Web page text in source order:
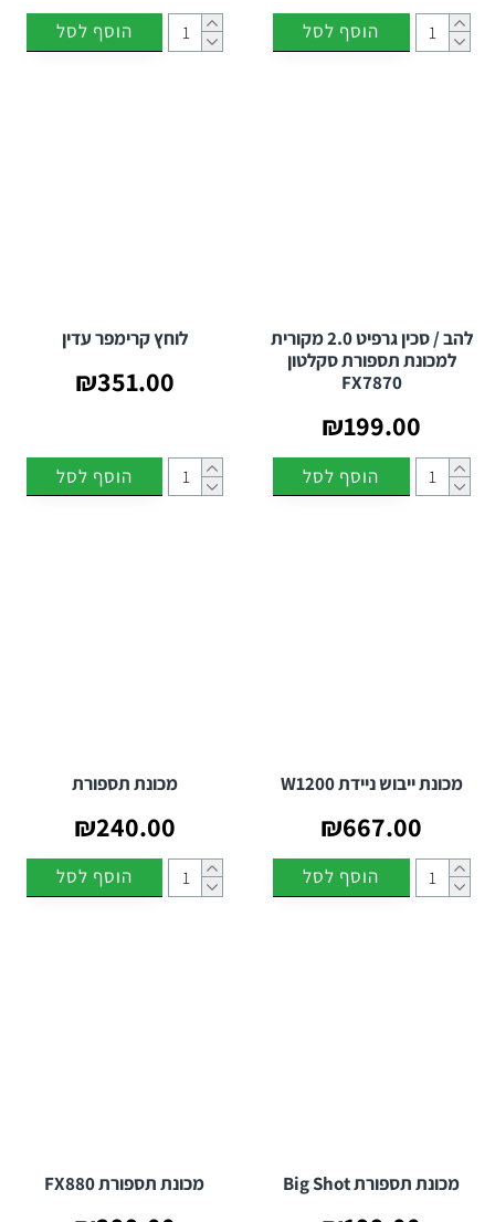
הוסף לסל הוסף לסל
להב / סכין גרפיט 2.0 מקורית
למכונת תספורת סקלטון
FX7870
₪199.00
הוסף לסל
לוחץ קרימפר עדין
₪351.00
הוסף לסל
מכונת ייבוש ניידת W1200
₪667.00
הוסף לסל
מכונת תספורת
₪240.00
הוסף לסל
מכונת תספורת Big Shot מכונת תספורת FX880